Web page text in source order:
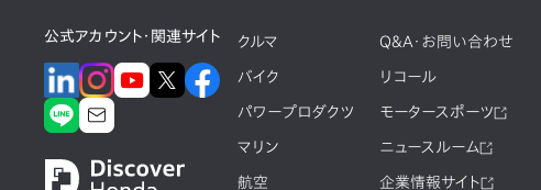
公式アカウント・関連サイト クルマ
バイク
パワープロダクツ
マリン
航空
Q&A・お問い合わせ
リコール
モータースポーツ
ニュースルーム
企業情報サイト